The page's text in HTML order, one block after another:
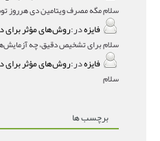
فایزهدر:روش‌های مؤثر برای
فایزهدر:روش‌های مؤثر برای
سلام
برچسب ها